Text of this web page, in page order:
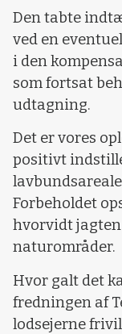
Den tabte
ved en
i den
som fortsat
udtagning.
Det er vores
positivt
Forbeholdet
hvorvidt
naturområder.
Hvor galt det
fredningen af
lodsejerne